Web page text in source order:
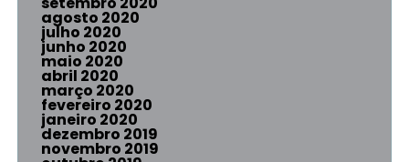
agosto 2020
julho 2020
junho 2020
maio 2020
abril 2020
março 2020
fevereiro 2020
janeiro 2020
dezembro 2019
novembro 2019